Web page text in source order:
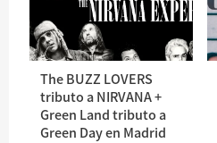
The BUZZ LOVERS
tributo a NIRVANA +
Green Land tributo a
Green Day en Madrid